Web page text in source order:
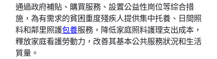
通過政府補貼、購買服務、設置公益性崗位等綜合措
施，為有需求的貧困重度殘疾人提供集中托養、日間照
料和鄰里照護包養服務，降低家庭照料護理支出成本，
釋放家庭看護勞動力，改善其基本公共服務狀況和生活
質量。